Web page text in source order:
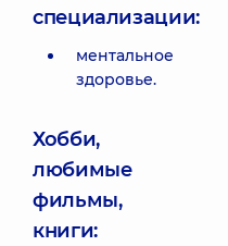
специализации:
ментальное
здоровье.
Хобби,
любимые
фильмы,
книги: